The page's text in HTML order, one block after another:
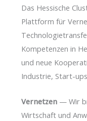
Das Hessische
Plattform für
Kompetenzen in
und neue
Industrie, Start-
Vernetzen — Wir
Wirtschaft und